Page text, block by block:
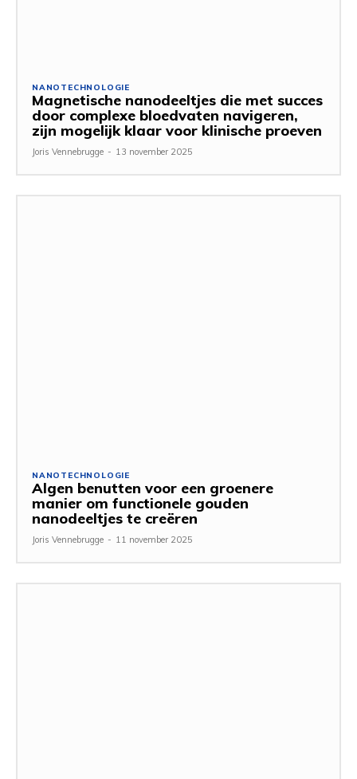
NANOTECHNOLOGIE
Magnetische nanodeeltjes die met succes
door complexe bloedvaten navigeren,
zijn mogelijk klaar voor klinische proeven
Joris Vennebrugge - 13 november 2025
NANOTECHNOLOGIE
Algen benutten voor een groenere
manier om functionele gouden
nanodeeltjes te creëren
Joris Vennebrugge - 11 november 2025